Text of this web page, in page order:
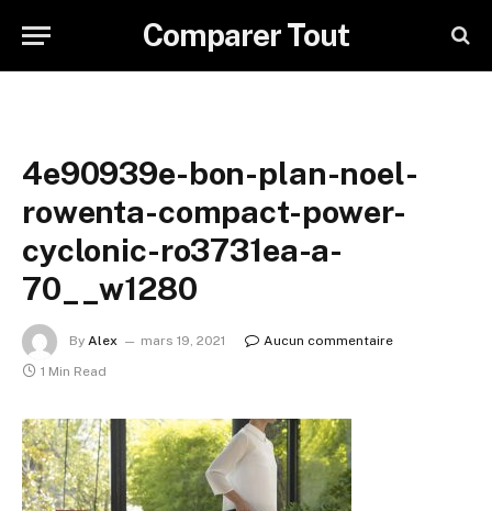
Comparer Tout
4e90939e-bon-plan-noel-
rowenta-compact-power-
cyclonic-ro3731ea-a-
70__w1280
By Alex mars 19, 2021
Aucun commentaire
1 Min Read